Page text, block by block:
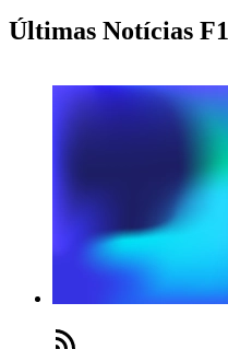
Últimas Notícias F1